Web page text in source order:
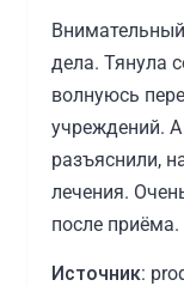
дела. Тянула
волнуюсь
учреждений.
разъяснили,
лечения.
после приёма.
Источник: